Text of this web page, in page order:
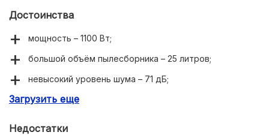
Достоинства
мощность – 1100 Вт;
большой объём пылесборника – 25 литров;
невысокий уровень шума – 71 дБ;
автоматическое отключение при перегреве;
Загрузить еще
Недостатки